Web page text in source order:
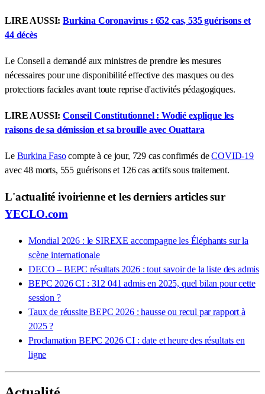
LIRE AUSSI:Burkina Coronavirus : 652 cas, 535 guérisons et
44 décès
Le Conseil a demandé aux ministres de prendre les mesures
nécessaires pour une disponibilité effective des masques ou des
protections faciales avant toute reprise d'activités pédagogiques.
LIRE AUSSI:Conseil Constitutionnel : Wodié explique les
raisons de sa démission et sa brouille avec Ouattara
Le Burkina Fasocompte à ce jour, 729 cas confirmés deCOVID-19
avec 48 morts, 555 guérisons et 126 cas actifs sous traitement.
L'actualité ivoirienne et les derniers articles sur
YECLO.com
Mondial 2026 : le SIREXE accompagne les Éléphants sur la
scène internationale
DECO – BEPC résultats 2026 : tout savoir de la liste des admis
BEPC 2026 CI : 312 041 admis en 2025, quel bilan pour cette
session ?
Taux de réussite BEPC 2026 : hausse ou recul par rapport à
2025 ?
Proclamation BEPC 2026 CI : date et heure des résultats en
ligne